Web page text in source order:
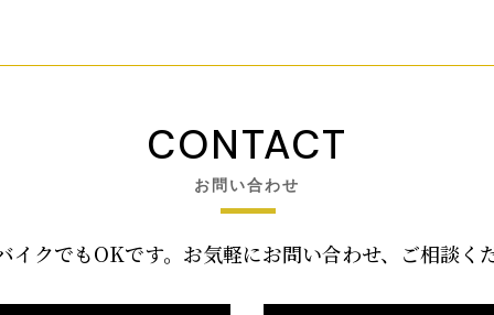
CONTACT
お問い合わせ
イクでもOKです。お気軽にお問い合わせ、ご相談く